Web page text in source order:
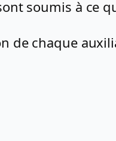
soumis à ce
de chaque